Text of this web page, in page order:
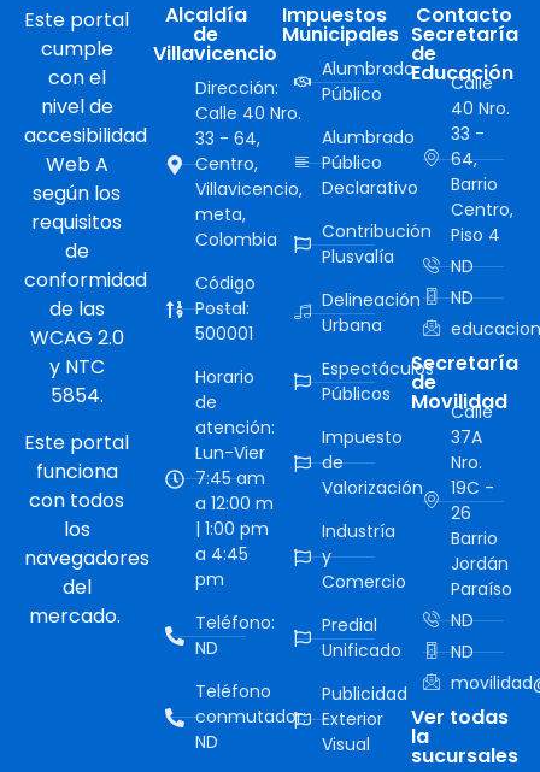
Este portal
cumple
con el
nivel de
accesibilidad
Web A
según los
requisitos
de
conformidad
de las
WCAG 2.0
y NTC
5854.
Este portal
funciona
con todos
los
navegadores
del
mercado.
Alcaldía
de
Villavicencio
Dirección:
Calle 40 Nro.
33 - 64,
Centro,
Villavicencio,
meta,
Colombia
Código
Postal:
500001
Horario
de
atención:
Lun-Vier
7:45 am
a 12:00 m
| 1:00 pm
a 4:45
pm
Teléfono:
ND
Teléfono
conmutador:
ND
Impuestos
Municipales
Alumbrado
Público
Alumbrado
Público
Declarativo
Contribución
Plusvalía
Delineación
Urbana
Espectáculos
Públicos
Impuesto
de
Valorización
Industría
y
Comercio
Predial
Unificado
Publicidad
Exterior
Visual
Contacto
Secretaría
de
Educación
Calle
40 Nro.
33 -
64,
Barrio
Centro,
Piso 4
ND
ND
Secretaría
de
Movilidad
Calle
37A
Nro.
19C -
26
Barrio
Jordán
Paraíso
ND
ND
Ver todas
la
sucursales